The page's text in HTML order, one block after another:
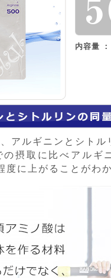
内容量
アルギニンとシト
の摂取に比べアルギ
度に上がることがわ